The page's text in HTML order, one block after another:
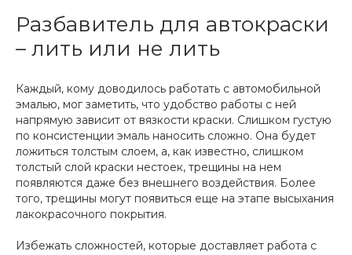
Разбавитель для автокраски
– лить или не лить
Каждый, кому доводилось работать с автомобильной
эмалью, мог заметить, что удобство работы с ней
напрямую зависит от вязкости краски. Слишком густую
по консистенции эмаль наносить сложно. Она будет
ложиться толстым слоем, а, как известно, слишком
толстый слой краски нестоек, трещины на нем
появляются даже без внешнего воздействия. Более
того, трещины могут появиться еще на этапе высыхания
лакокрасочного покрытия.
Избежать сложностей, которые доставляет работа с